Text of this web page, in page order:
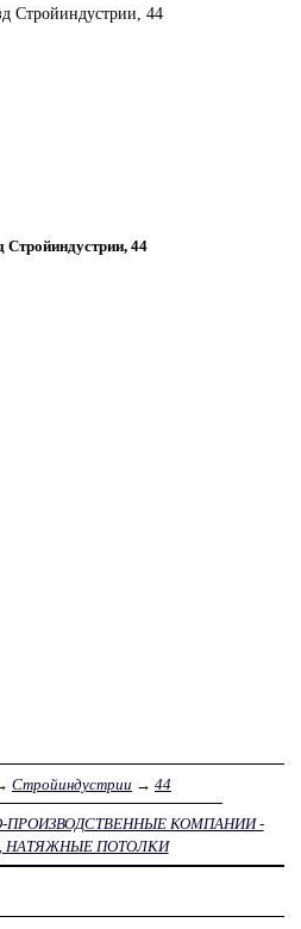
Стройиндустрии, 44
Стройиндустрии, 44
Стройиндустрии → 44
ПРОИЗВОДСТВЕННЫЕ КОМПАНИИ -
НАТЯЖНЫЕ ПОТОЛКИ